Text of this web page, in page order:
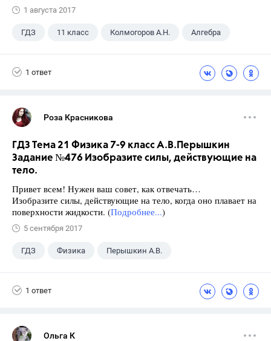
1 августа 2017
ГДЗ 11 класс Колмогоров А.Н. Алгебра
1 ответ
Роза Красникова
ГДЗ Тема 21 Физика 7-9 класс А.В.Перышкин
Задание №476 Изобразите силы, действующие на
тело.
Привет всем! Нужен ваш совет, как отвечать…
Изобразите силы, действующие на тело, когда оно плавает на
поверхности жидкости. (Подробнее...)
5 сентября 2017
ГДЗ Физика Перышкин А.В.
1 ответ
Ольга К